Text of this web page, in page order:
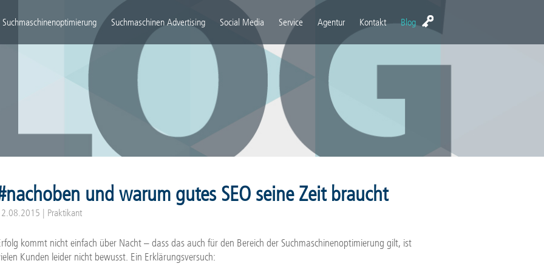
Suchmaschinenoptimierung Suchmaschinen Advertising Social Media Service Agentur Kontakt Blog
und warum gutes SEO seine Zeit braucht
| Praktikant
kommt nicht einfach über Nacht – dass das auch für den Bereich der Suchmaschinenoptimierung gilt, ist
Kunden leider nicht bewusst. Ein Erklärungsversuch: